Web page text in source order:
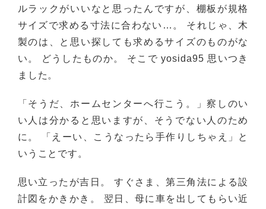
ルラックがいいなと思ったんですが、棚板が規格
サイズで求める寸法に合わない…。 それじゃ、木
製のは、と思い探しても求めるサイズのものがな
い。 どうしたものか。 そこで yosida95 思いつき
ました。
「そうだ、ホームセンターへ行こう。」察しのい
い人は分かると思いますが、そうでない人のため
に。 「えーい、こうなったら手作りしちゃえ」と
いうことです。
思い立ったが吉日。 すぐさま、第三角法による設
計図をかきかき。 翌日、母に車を出してもらい近